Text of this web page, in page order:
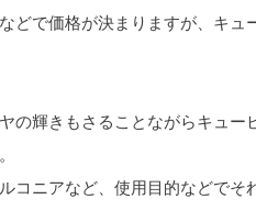
どで価格が決まりますが、キュ
の輝きもさることながらキュー
コニアなど、使用目的などでそ